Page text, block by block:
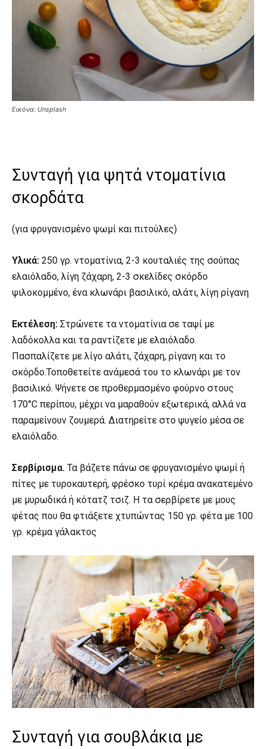
Εικόνα: Unsplash
Συνταγή για ψητά ντοματίνια
σκορδάτα
(για φρυγανισμένο ψωμί και πιτούλες)
Υλικά: 250 γρ. ντοματίνια, 2-3 κουταλιές της σούπας
ελαιόλαδο, λίγη ζάχαρη, 2-3 σκελίδες σκόρδο
ψιλοκομμένο, ένα κλωνάρι βασιλικό, αλάτι, λίγη ρίγανη
Εκτέλεση: Στρώνετε τα ντοματίνια σε ταψί με
λαδόκολλα και τα ραντίζετε με ελαιόλαδο.
Πασπαλίζετε με λίγο αλάτι, ζάχαρη, ρίγανη και το
σκόρδο.Τοποθετείτε ανάμεσά του το κλωνάρι με τον
βασιλικό. Ψήνετε σε προθερμασμένο φούρνο στους
170°C περίπου, μέχρι να μαραθούν εξωτερικά, αλλά να
παραμείνουν ζουμερά. Διατηρείτε στο ψυγείο μέσα σε
ελαιόλαδο.
Σερβίρισμα. Τα βάζετε πάνω σε φρυγανισμένο ψωμί ή
πίτες με τυροκαυτερή, φρέσκο τυρί κρέμα ανακατεμένο
με μυρωδικά ή κότατζ τσιζ. Η τα σερβίρετε με μους
φέτας που θα φτιάξετε χτυπώντας 150 γρ. φέτα με 100
γρ. κρέμα γάλακτος
Συνταγή για σουβλάκια με